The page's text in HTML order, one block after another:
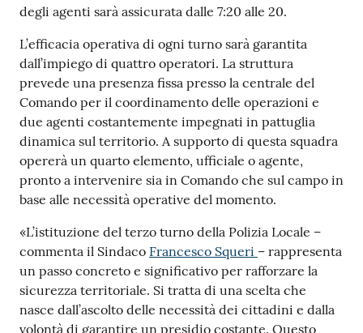
degli agenti sarà assicurata dalle 7:20 alle 20.
L’efficacia operativa di ogni turno sarà garantita
dall’impiego di quattro operatori. La struttura
prevede una presenza fissa presso la centrale del
Comando per il coordinamento delle operazioni e
due agenti costantemente impegnati in pattuglia
dinamica sul territorio. A supporto di questa squadra
opererà un quarto elemento, ufficiale o agente,
pronto a intervenire sia in Comando che sul campo in
base alle necessità operative del momento.
«L’istituzione del terzo turno della Polizia Locale –
commenta il Sindaco Francesco Squeri – rappresenta
un passo concreto e significativo per rafforzare la
sicurezza territoriale. Si tratta di una scelta che
nasce dall’ascolto delle necessità dei cittadini e dalla
volontà di garantire un presidio costante. Questo